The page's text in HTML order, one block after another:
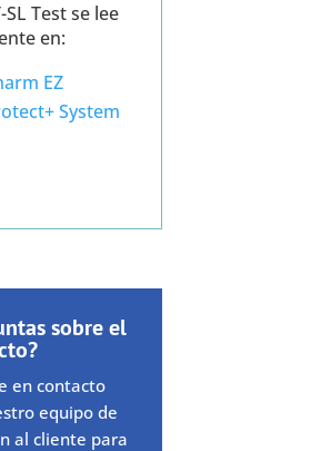
SL Test se lee
en:
EZ
System
sobre el
en contacto
equipo de
al cliente para